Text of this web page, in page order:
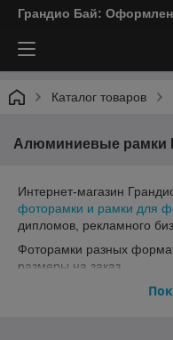
Грандио Бай:
Каталог товаров
Алюминиевые рамки
Интернет-магазин
фоторамки и рамки для
дипломов, рекламного
Фоторамки разных
размеры на заказ.
Алюминиевый багет